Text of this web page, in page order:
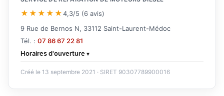
★★★★★4,3/5 (6 avis)
9 Rue de Bernos N, 33112 Saint-Laurent-Médoc
Tél. : 07 86 67 22 81
Horaires d'ouverture
Créé le 13 septembre 2021 · SIRET 90307789900016